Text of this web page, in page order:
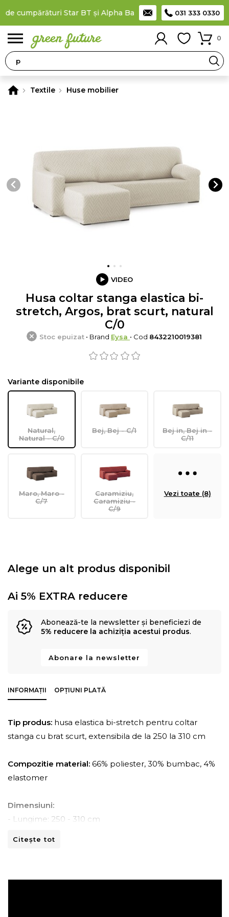
cumpărături Star BT și Alpha Bank Plătești în rateprin
031 333 0330
0
Textile Huse mobilier
VIDEO
Husa coltar stanga elastica bi-
stretch, Argos, brat scurt, natural
C/0
Stoc epuizat • Brand Eysa • Cod 8432210019381
Variante disponibile
Natural,
Natural - C/0
Bej, Bej - C/1
Bej in, Bej in -
C/11
Maro, Maro -
C/7
Caramiziu,
Caramiziu -
C/9
Vezi toate (8)
Alege un alt produs disponibil
Ai 5% EXTRA reducere
Abonează-te la newsletter și beneficiezi de
5% reducere la achiziția acestui produs.
Abonare la newsletter
INFORMAȚII OPȚIUNI PLATĂ
Tip produs: husa elastica bi-stretch pentru coltar
stanga cu brat scurt, extensibila de la 250 la 310 cm
Compozitie material: 66% poliester, 30% bumbac, 4%
elastomer
Dimensiuni:
- Lungime: 250 - 310 cm
- Inaltime: 80 -110 cm
Citește tot